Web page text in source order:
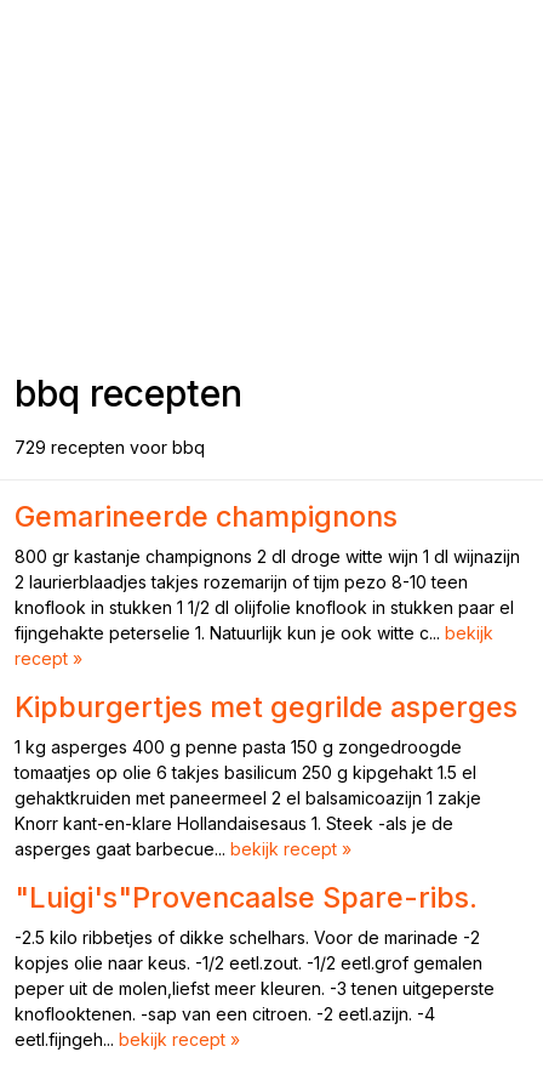
bbq recepten
729 recepten voor bbq
Gemarineerde champignons
800 gr kastanje champignons 2 dl droge witte wijn 1 dl wijnazijn
2 laurierblaadjes takjes rozemarijn of tijm pezo 8-10 teen
knoflook in stukken 1 1/2 dl olijfolie knoflook in stukken paar el
fijngehakte peterselie 1. Natuurlijk kun je ook witte c... bekijk
recept »
Kipburgertjes met gegrilde asperges
1 kg asperges 400 g penne pasta 150 g zongedroogde
tomaatjes op olie 6 takjes basilicum 250 g kipgehakt 1.5 el
gehaktkruiden met paneermeel 2 el balsamicoazijn 1 zakje
Knorr kant-en-klare Hollandaisesaus 1. Steek -als je de
asperges gaat barbecue... bekijk recept »
"Luigi's"Provencaalse Spare-ribs.
-2.5 kilo ribbetjes of dikke schelhars. Voor de marinade -2
kopjes olie naar keus. -1/2 eetl.zout. -1/2 eetl.grof gemalen
peper uit de molen,liefst meer kleuren. -3 tenen uitgeperste
knoflooktenen. -sap van een citroen. -2 eetl.azijn. -4
eetl.fijngeh... bekijk recept »